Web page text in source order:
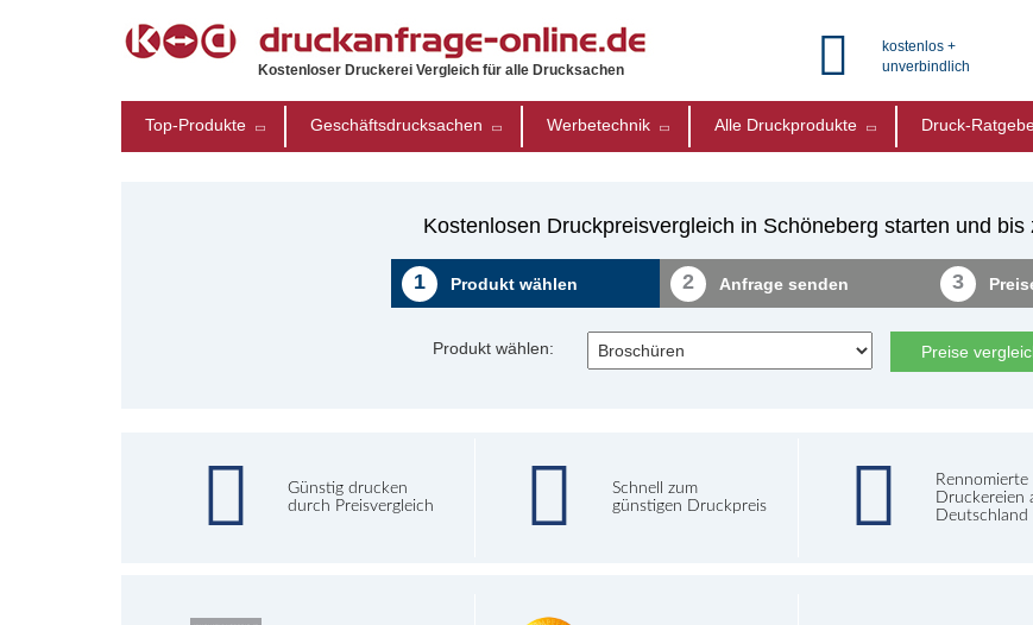
Kostenloser Druckerei Vergleich für alle Drucksachen
kostenlos +
unverbindlich
Top-Produkte Geschäftsdrucksachen Werbetechnik Alle Druckprodukte Druck-
Kostenlosen Druckpreisvergleich in Schöneberg starten und bis
1 Produkt wählen 2 Anfrage senden 3
Produkt wählen: Preise
Günstig drucken
durch Preisvergleich
Schnell zum
günstigen Druckpreis
Rennomierte
Druckereien
Deutschland